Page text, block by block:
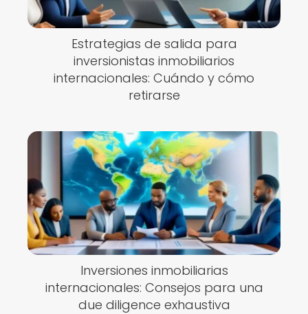
Estrategias de salida para
inversionistas inmobiliarios
internacionales: Cuándo y cómo
retirarse
Inversiones inmobiliarias
internacionales: Consejos para una
due diligence exhaustiva